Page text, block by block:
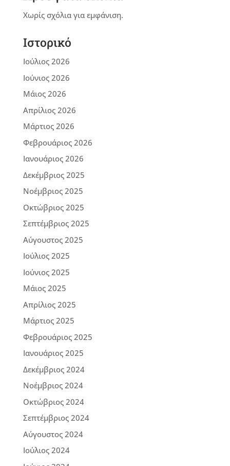
Χωρίς σχόλια για εμφάνιση.
Ιστορικό
Ιούλιος 2026
Ιούνιος 2026
Μάιος 2026
Απρίλιος 2026
Μάρτιος 2026
Φεβρουάριος 2026
Ιανουάριος 2026
Δεκέμβριος 2025
Νοέμβριος 2025
Οκτώβριος 2025
Σεπτέμβριος 2025
Αύγουστος 2025
Ιούλιος 2025
Ιούνιος 2025
Μάιος 2025
Απρίλιος 2025
Μάρτιος 2025
Φεβρουάριος 2025
Ιανουάριος 2025
Δεκέμβριος 2024
Νοέμβριος 2024
Οκτώβριος 2024
Σεπτέμβριος 2024
Αύγουστος 2024
Ιούλιος 2024